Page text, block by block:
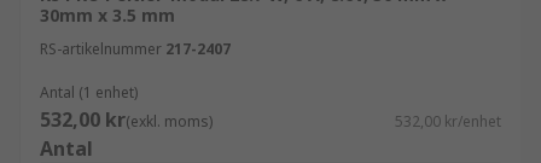
30mm x 3.5 mm
RS-artikelnummer 217-2407
Antal (1 enhet)
532,00 kr(exkl. moms) 532,00 kr/enhet
Antal